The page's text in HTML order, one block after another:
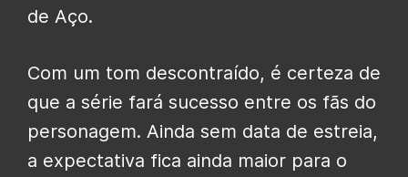
de Aço.
Com um tom descontraído, é certeza de
que a série fará sucesso entre os fãs do
personagem. Ainda sem data de estreia,
a expectativa fica ainda maior para o